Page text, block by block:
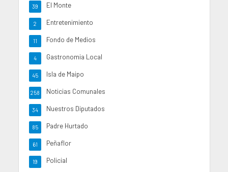
El Monte
39
Entretenimiento
2
Fondo de Medios
11
Gastronomia Local
4
Isla de Maipo
45
Noticias Comunales
258
Nuestros Diputados
34
Padre Hurtado
85
Peñaflor
61
Policial
19